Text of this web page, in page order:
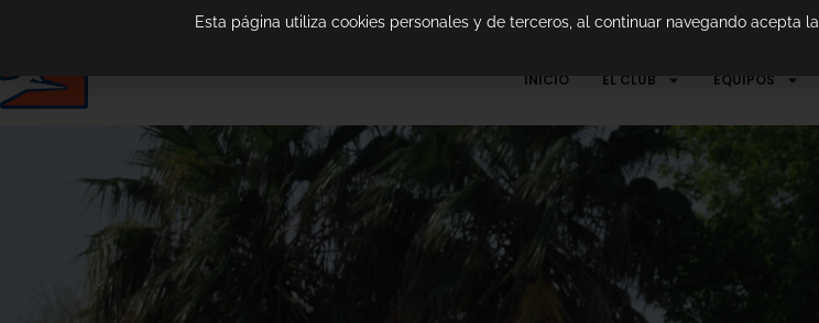
INICIO EL CLUB EQUIPOS
Esta página utiliza cookies personales y de terceros, al continuar navegando acepta la